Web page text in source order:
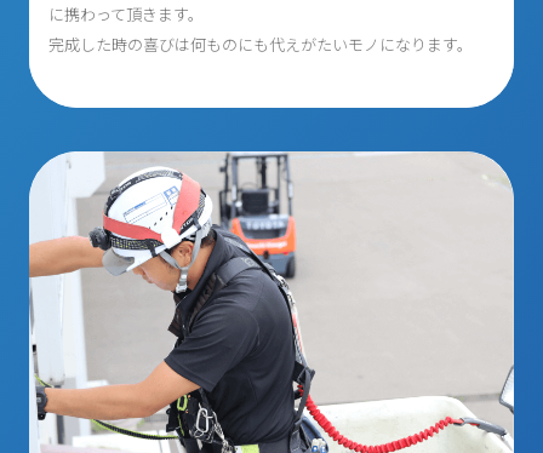
に携わって頂きます。
完成した時の喜びは何ものにも代えがたいモノになります。